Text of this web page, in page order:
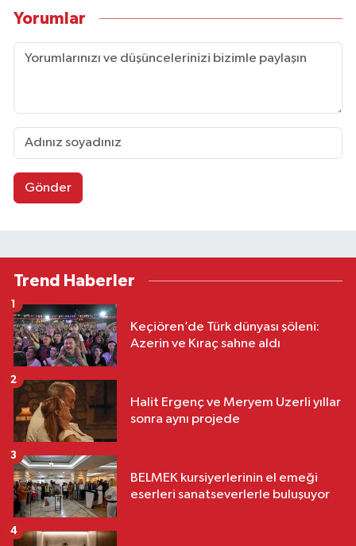
Yorumlar
Gönder
Trend Haberler
Keçiören’de Türk dünyası şöleni:
Azerin ve Kıraç sahne aldı
1
Halit Ergenç ve Meryem Uzerli yıllar
sonra aynı projede
2
BELMEK kursiyerlerinin el emeği
eserleri sanatseverlerle buluşuyor
3
4